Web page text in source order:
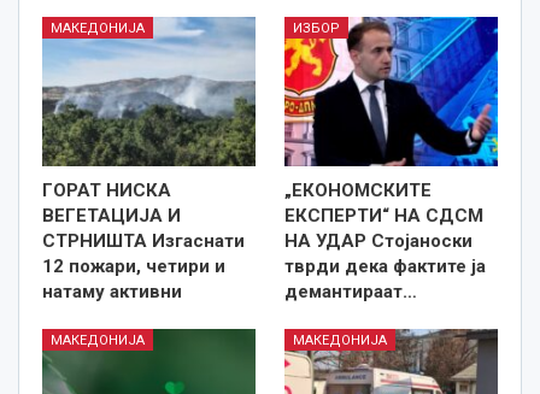
МАКЕДОНИЈА
ГОРАТ НИСКА
ВЕГЕТАЦИЈА И
СТРНИШТА Изгаснати
12 пожари, четири и
натаму активни
ИЗБОР
„ЕКОНОМСКИТЕ
ЕКСПЕРТИ“ НА СДСМ
НА УДАР Стојаноски
тврди дека фактите ја
демантираат…
МАКЕДОНИЈА МАКЕДОНИЈА